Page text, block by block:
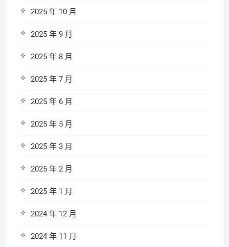
2025 年 10 月
2025 年 9 月
2025 年 8 月
2025 年 7 月
2025 年 6 月
2025 年 5 月
2025 年 3 月
2025 年 2 月
2025 年 1 月
2024 年 12 月
2024 年 11 月